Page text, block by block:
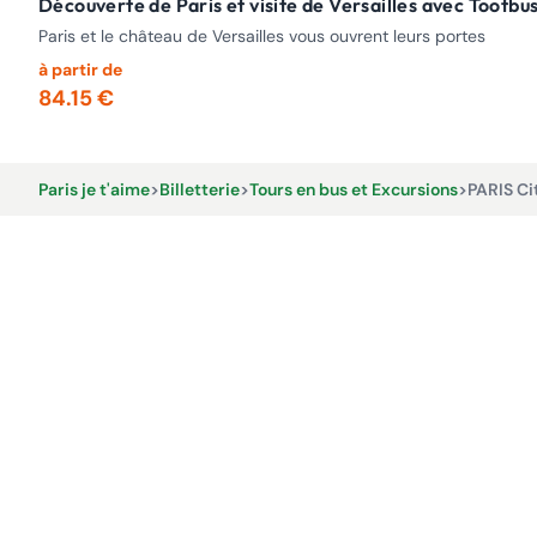
Découverte de Paris et visite de Versailles avec Tootbus
Paris et le château de Versailles vous ouvrent leurs portes
à partir de
84.15 €
Paris je t'aime>Billetterie>Tours en bus et Excursions>PARIS